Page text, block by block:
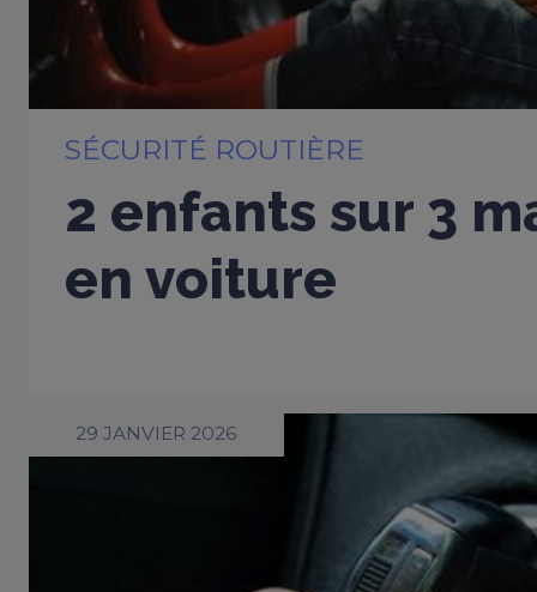
SÉCURITÉ ROUTIÈRE
2 enfants sur 3
en voiture
29 JANVIER 2026